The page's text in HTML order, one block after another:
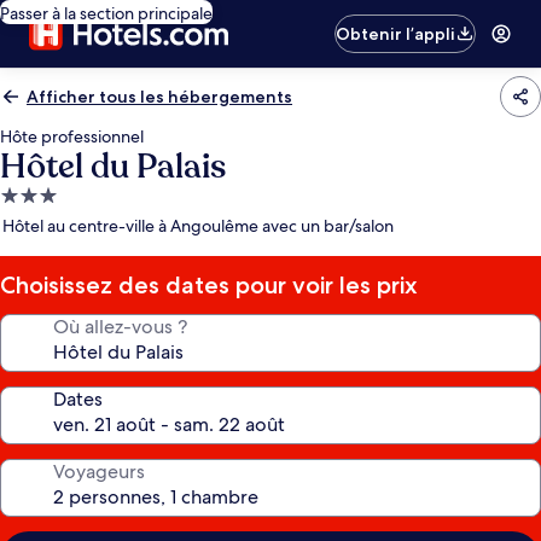
Passer à la section principale
Obtenir l’appli
Afficher tous les hébergements
Hôte professionnel
Hôtel du Palais
Hébergement
3.0 étoiles
Hôtel au centre-ville à Angoulême avec un bar/salon
Choisissez des dates pour voir les prix
Où allez-vous ?
Dates
Voyageurs